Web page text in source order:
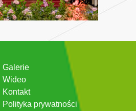
Galerie
Wideo
Kontakt
Polityka prywatności